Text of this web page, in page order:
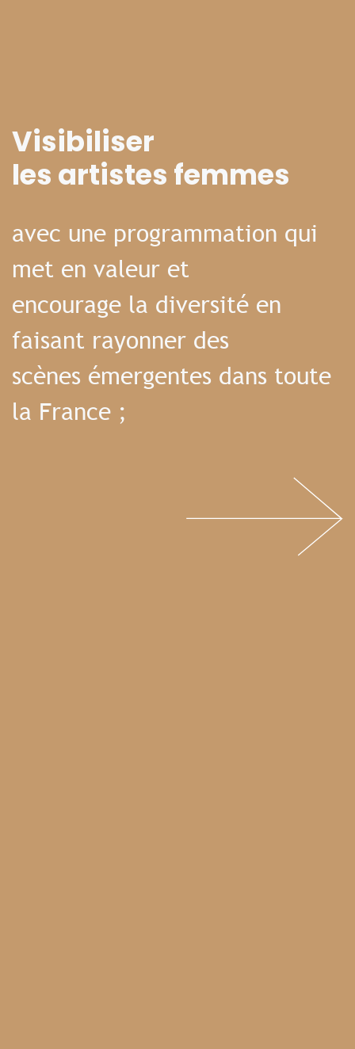
Visibiliser
les artistes femmes
avec une programmation qui
met en valeur et
encourage la diversité en
faisant rayonner des
scènes émergentes dans toute
la France ;